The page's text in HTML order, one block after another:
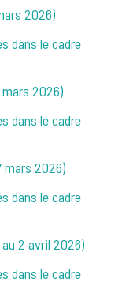
2026)
dans le cadre
mars 2026)
dans le cadre
mars 2026)
dans le cadre
2 avril 2026)
dans le cadre